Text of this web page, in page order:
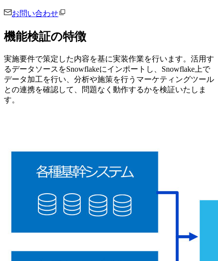
お問い合わせ
機能検証の特徴
実施要件で策定した内容を基に実装作業を行います。活用す
るデータソースをSnowflakeにインポートし、Snowflake上で
データ加工を行い、分析や施策を行うマーケティングツール
との連携を確認して、問題なく動作するかを検証いたしま
す。